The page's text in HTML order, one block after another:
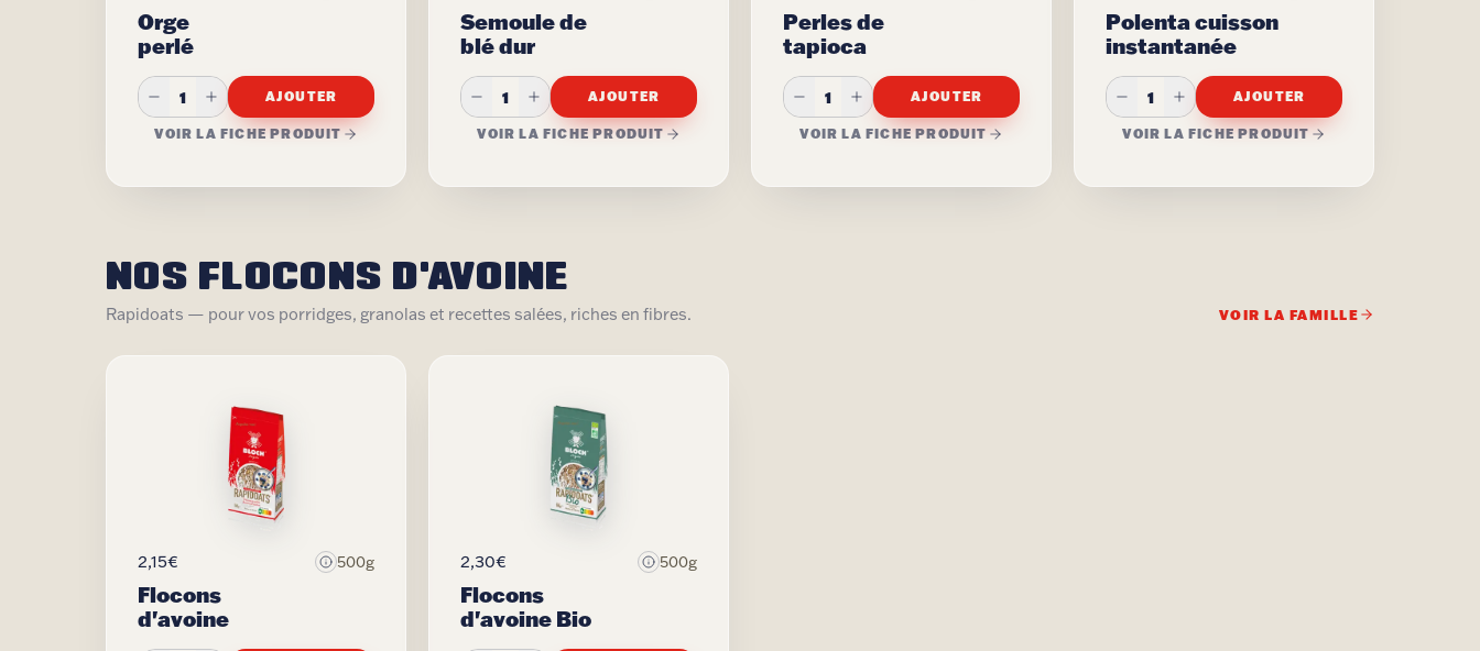
Orge
perlé
1 AJOUTER
VOIR LA FICHE PRODUIT
Semoule de
blé dur
1 AJOUTER
VOIR LA FICHE PRODUIT
Perles de
tapioca
1 AJOUTER
VOIR LA FICHE PRODUIT
Polenta cuisson
instantanée
1 AJOUTER
VOIR LA FICHE PRODUIT
NOS FLOCONS D'AVOINE
Rapidoats — pour vos porridges, granolas et recettes salées, riches en fibres. VOIR LA FAMILLE
2,15€ 500g
Flocons
d'avoine
2,30€ 500g
Flocons
d'avoine Bio